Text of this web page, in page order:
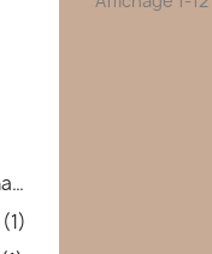
60 % Carmènère - 40 % Grenache
(1)